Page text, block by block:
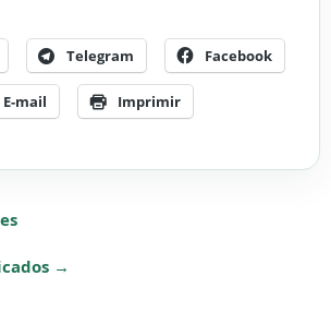
Telegram Facebook
E-mail Imprimir
→